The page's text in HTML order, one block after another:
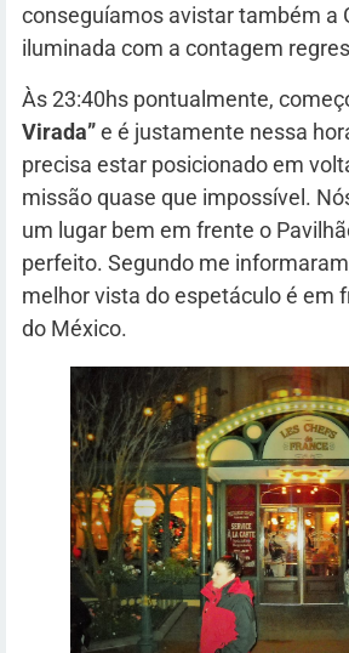
conseguíamos avistar também a
iluminada com a contagem
Às 23:40hs pontualmente,
Virada”e é justamente nessa
precisa estar posicionado em
missão quase que impossível.
um lugar bem em frente o
perfeito. Segundo me
melhor vista do espetáculo é em
do México.